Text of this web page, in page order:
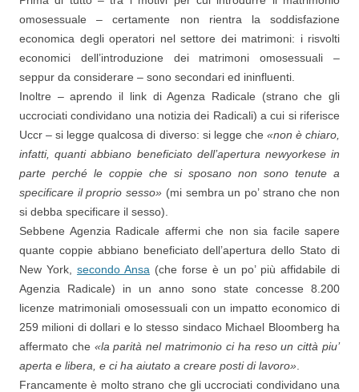
omosessuale – certamente non rientra la soddisfazione
economica degli operatori nel settore dei matrimoni: i risvolti
economici dell’introduzione dei matrimoni omosessuali –
seppur da considerare – sono secondari ed ininfluenti.
Inoltre – aprendo il link di Agenza Radicale (strano che gli
uccrociati condividano una notizia dei Radicali) a cui si riferisce
Uccr – si legge qualcosa di diverso: si legge che «non è chiaro,
infatti, quanti abbiano beneficiato dell’apertura newyorkese in
parte perché le coppie che si sposano non sono tenute a
specificare il proprio sesso» (mi sembra un po’ strano che non
si debba specificare il sesso).
Sebbene Agenzia Radicale affermi che non sia facile sapere
quante coppie abbiano beneficiato dell’apertura dello Stato di
New York, secondo Ansa (che forse è un po’ più affidabile di
Agenzia Radicale) in un anno sono state concesse 8.200
licenze matrimoniali omosessuali con un impatto economico di
259 milioni di dollari e lo stesso sindaco Michael Bloomberg ha
affermato che «la parità nel matrimonio ci ha reso un città piu’
aperta e libera, e ci ha aiutato a creare posti di lavoro»
Francamente è molto strano che gli uccrociati condividano una